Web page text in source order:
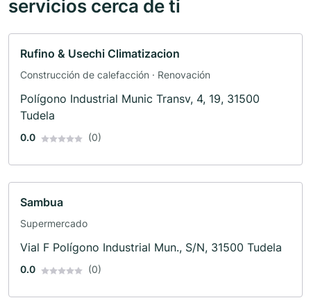
servicios cerca de ti
Rufino & Usechi Climatizacion
Construcción de calefacción · Renovación
Polígono Industrial Munic Transv, 4, 19, 31500
Tudela
0.0 (0)
Sambua
Supermercado
Vial F Polígono Industrial Mun., S/N, 31500 Tudela
0.0 (0)